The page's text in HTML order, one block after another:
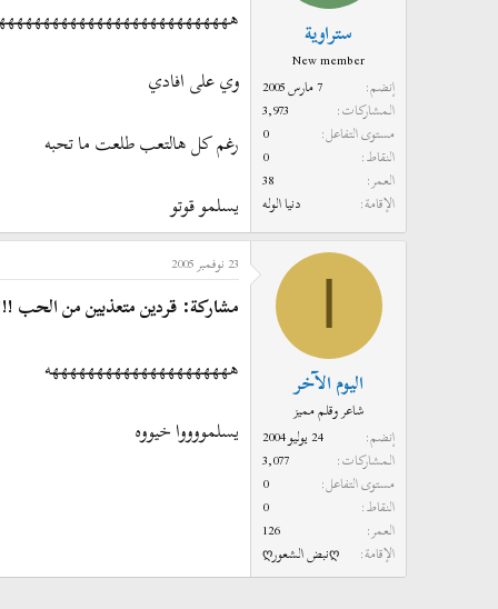
ستراوية
New member
إنضم
7 مارس 2005
المشاركات
3,973
مستوى التفاعل
0
النقاط
0
العمر
38
الإقامة
دنيا الوله
وي على افادي
رغم كل هالتعب طلعت ما تحبه
يسلمو قوتو
اليوم الآخر
شاعر وقلم مميز
إنضم
24 يوليو 2004
المشاركات
3,077
مستوى التفاعل
0
النقاط
0
العمر
126
الإقامة
ღنبض الشعورღ
23 نوفمبر 2005
مشاركة: قردين متعذبين من الحب
هههههههههههههههههههههه
يسلمووووا خيووه